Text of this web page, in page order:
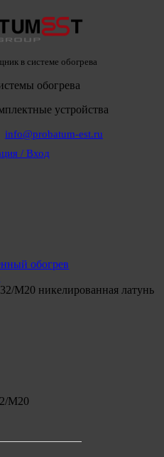
в системе обогрева
обогрева
устройства
info@probatum-est.ru
/ Вход
обогрев
М20 никелированная латунь
М20